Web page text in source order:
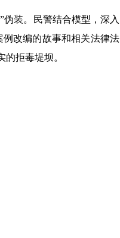
装。民警结合模型，深入
改编的故事和相关法律法
拒毒堤坝。